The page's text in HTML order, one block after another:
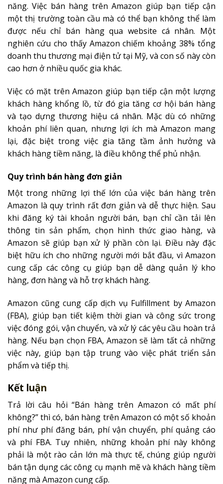
năng. Việc bán hàng trên Amazon giúp bạn tiếp cận
một thị trường toàn cầu mà có thể bạn không thể làm
được nếu chỉ bán hàng qua website cá nhân. Một
nghiên cứu cho thấy Amazon chiếm khoảng 38% tổng
doanh thu thương mại điện tử tại Mỹ, và con số này còn
cao hơn ở nhiều quốc gia khác.
Việc có mặt trên Amazon giúp bạn tiếp cận một lượng
khách hàng khổng lồ, từ đó gia tăng cơ hội bán hàng
và tạo dựng thương hiệu cá nhân. Mặc dù có những
khoản phí liên quan, nhưng lợi ích mà Amazon mang
lại, đặc biệt trong việc gia tăng tầm ảnh hưởng và
khách hàng tiềm năng, là điều không thể phủ nhận.
Quy trình bán hàng đơn giản
Một trong những lợi thế lớn của việc bán hàng trên
Amazon là quy trình rất đơn giản và dễ thực hiện. Sau
khi đăng ký tài khoản người bán, bạn chỉ cần tải lên
thông tin sản phẩm, chọn hình thức giao hàng, và
Amazon sẽ giúp bạn xử lý phần còn lại. Điều này đặc
biệt hữu ích cho những người mới bắt đầu, vì Amazon
cung cấp các công cụ giúp bạn dễ dàng quản lý kho
hàng, đơn hàng và hỗ trợ khách hàng.
Amazon cũng cung cấp dịch vụ Fulfillment by Amazon
(FBA), giúp bạn tiết kiệm thời gian và công sức trong
việc đóng gói, vận chuyển, và xử lý các yêu cầu hoàn trả
hàng. Nếu bạn chọn FBA, Amazon sẽ làm tất cả những
việc này, giúp bạn tập trung vào việc phát triển sản
phẩm và tiếp thị.
Kết luận
Trả lời câu hỏi “Bán hàng trên Amazon có mất phí
không?” thì có, bán hàng trên Amazon có một số khoản
phí như phí đăng bán, phí vận chuyển, phí quảng cáo
và phí FBA. Tuy nhiên, những khoản phí này không
phải là một rào cản lớn mà thực tế, chúng giúp người
bán tận dụng các công cụ mạnh mẽ và khách hàng tiềm
năng mà Amazon cung cấp.